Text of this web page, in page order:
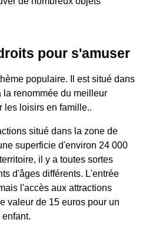
pour s'amuser
populaire. Il est situé dans
la renommée du meilleur
les loisirs en famille..
situé dans la zone de
superficie d'environ 24 000
il y a toutes sortes
d'âges différents. L'entrée
l'accès aux attractions
valeur de 15 euros pour un